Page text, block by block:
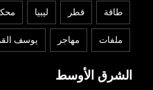
طاقة قطر ليبيا
ملفات مهاجر يوسف
الشرق الأوسط